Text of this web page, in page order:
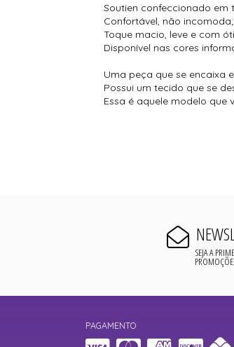
Soutien confeccionado em
Confortável, não incomoda;
Toque macio, leve e com
Disponível nas cores
Uma peça que se encaixa
Possui um tecido que se
Essa é aquele modelo
SEJA A
PAGAMENTO